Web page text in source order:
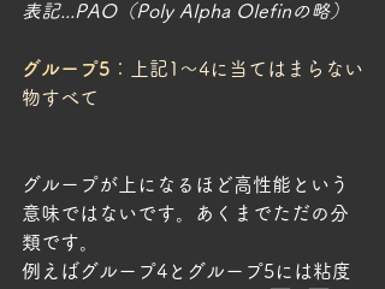
表記...PAO（Poly Alpha Olefinの略）
グループ5 ：
上記1～4に当てはまらない
物すべて
グループが上になるほど高性能という
意味ではないです。あくまでただの分
類です。
例えばグループ4とグループ5には粘度